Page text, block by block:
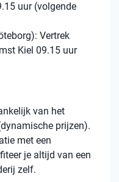
uur (volgende
Vertrek
Kiel 09.15 uur
van het
prijzen).
met een
je altijd van een
zelf.